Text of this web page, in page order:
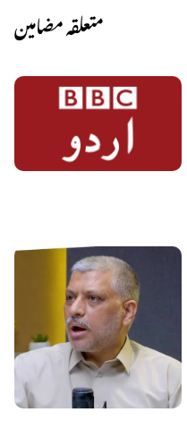
متعلقہ مضامین